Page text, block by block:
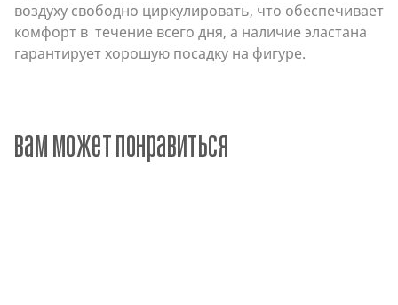
воздуху свободно циркулировать, что обеспечивает
комфорт в течение всего дня, а наличие эластана
гарантирует хорошую посадку на фигуре.
вам может понравиться